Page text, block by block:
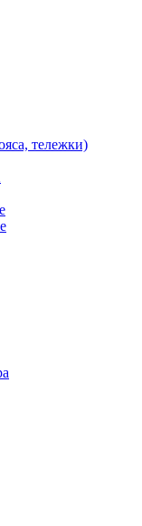
тележки)